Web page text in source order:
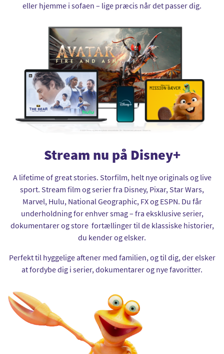
eller hjemme i sofaen – lige præcis når det passer dig.
Stream nu på Disney+
A lifetime of great stories. Storfilm, helt nye originals og live
sport. Stream film og serier fra Disney, Pixar, Star Wars,
Marvel, Hulu, National Geographic, FX og ESPN. Du får
underholdning for enhver smag – fra eksklusive serier,
dokumentarer og store fortællinger til de klassiske historier,
du kender og elsker.
Perfekt til hyggelige aftener med familien, og til dig, der elsker
at fordybe dig i serier, dokumentarer og nye favoritter.